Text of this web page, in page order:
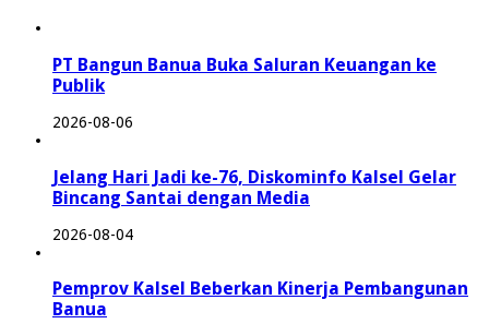
PT Bangun Banua Buka Saluran Keuangan ke
Publik
2026-08-06
Jelang Hari Jadi ke-76, Diskominfo Kalsel Gelar
Bincang Santai dengan Media
2026-08-04
Pemprov Kalsel Beberkan Kinerja Pembangunan
Banua